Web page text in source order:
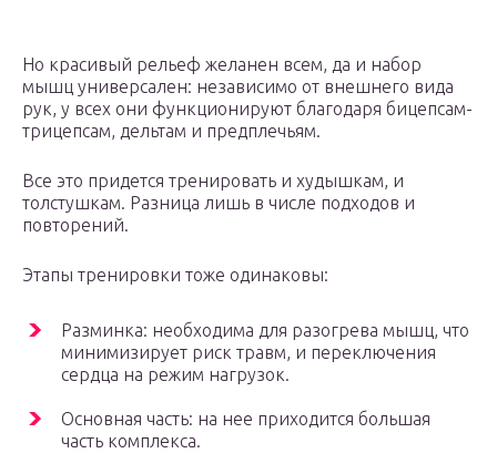
Но красивый рельеф желанен всем, да и набор
мышц универсален: независимо от внешнего вида
рук, у всех они функционируют благодаря бицепсам-
трицепсам, дельтам и предплечьям.
Все это придется тренировать и худышкам, и
толстушкам. Разница лишь в числе подходов и
повторений.
Этапы тренировки тоже одинаковы:
Разминка: необходима для разогрева мышц, что
минимизирует риск травм, и переключения
сердца на режим нагрузок.
Основная часть: на нее приходится большая
часть комплекса.